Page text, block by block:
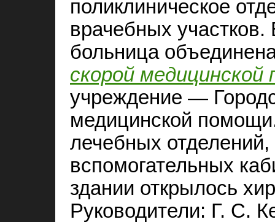
поликлиническое
врачебных участков.
больница
скорой
учреждение —
медицинской
лечебных
вспомогательных
здании открылось
Руководители: Г. С.